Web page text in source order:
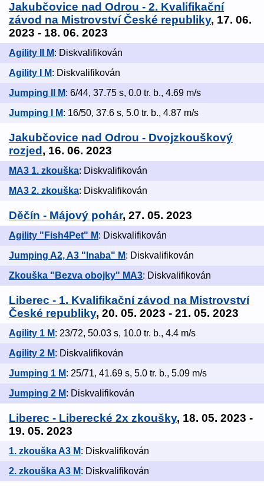
Jakubčovice nad Odrou - 2. Kvalifikační
závod na Mistrovství České republiky, 17. 06.
2023 - 18. 06. 2023
Agility II M: Diskvalifikován
Agility I M: Diskvalifikován
Jumping II M: 6/44, 37.75 s, 0.0 tr. b., 4.69 m/s
Jumping I M: 16/50, 37.6 s, 5.0 tr. b., 4.87 m/s
Jakubčovice nad Odrou - Dvojzkouškový
rozjed, 16. 06. 2023
MA3 1. zkouška: Diskvalifikován
MA3 2. zkouška: Diskvalifikován
Děčín - Májový pohár, 27. 05. 2023
Agility "Fish4Pet" M: Diskvalifikován
Jumping A2, A3 "Inaba" M: Diskvalifikován
Zkouška "Bezva obojky" MA3: Diskvalifikován
Liberec - 1. Kvalifikační závod na Mistrovství
České republiky, 20. 05. 2023 - 21. 05. 2023
Agility 1 M: 23/72, 50.03 s, 10.0 tr. b., 4.4 m/s
Agility 2 M: Diskvalifikován
Jumping 1 M: 25/71, 41.69 s, 5.0 tr. b., 5.09 m/s
Jumping 2 M: Diskvalifikován
Liberec - Liberecké 2x zkoušky, 18. 05. 2023 -
19. 05. 2023
1. zkouška A3 M: Diskvalifikován
2. zkouška A3 M: Diskvalifikován